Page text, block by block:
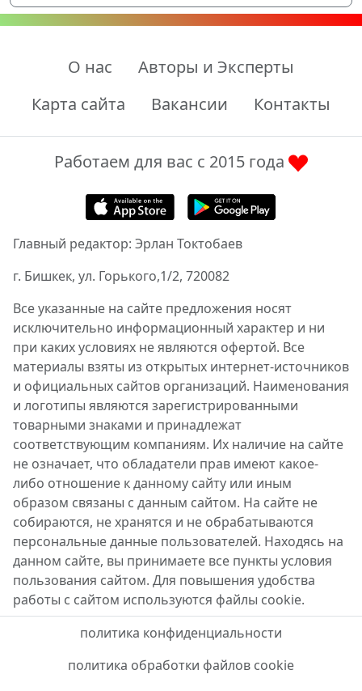
О нас
Авторы и Эксперты
Карта сайта
Вакансии Контакты
Работаем для вас с 2015 года
Главный редактор: Эрлан Токтобаев
г. Бишкек, ул. Горького,1/2, 720082
Все указанные на сайте предложения носят
исключительно информационный характер и ни
при каких условиях не являются офертой. Все
материалы взяты из открытых интернет-источников
и официальных сайтов организаций. Наименования
и логотипы являются зарегистрированными
товарными знаками и принадлежат
соответствующим компаниям. Их наличие на сайте
не означает, что обладатели прав имеют какое-
либо отношение к данному сайту или иным
образом связаны с данным сайтом. На сайте не
собираются, не хранятся и не обрабатываются
персональные данные пользователей. Находясь на
данном сайте, вы принимаете все пункты условия
пользования сайтом. Для повышения удобства
работы с сайтом используются файлы cookie.
политика конфиденциальности
политика обработки файлов cookie